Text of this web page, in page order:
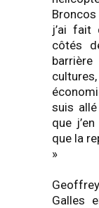
j’ai fait
côtés
suis
que
que la
»
Galles